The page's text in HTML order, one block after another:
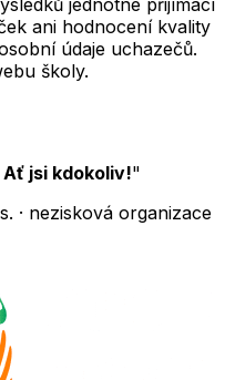
ani hodnocení kvality
údaje uchazečů.
školy.
Ať jsi kdokoliv!"
· nezisková organizace